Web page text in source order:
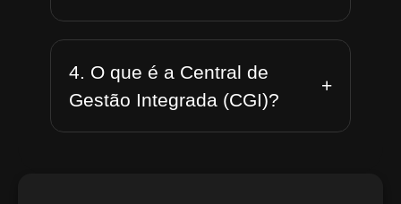
4. O que é a Central de
Gestão Integrada (CGI)?
+